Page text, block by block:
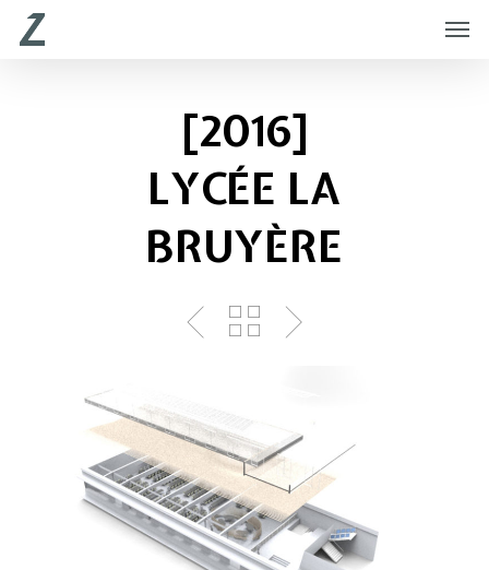
Skip
[2016]
LYCÉE LA
BRUYÈRE